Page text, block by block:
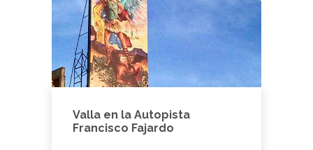
Valla en la Autopista
Francisco Fajardo